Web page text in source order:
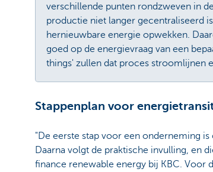
verschillende punten rondzweven in
productie niet langer gecentraliseerd
hernieuwbare energie opwekken.
goed op de energievraag van een
things' zullen dat proces stroomlijnen
Stappenplan voor
"De eerste stap voor een onderneming
Daarna volgt de praktische invulling, en
finance renewable energy bij KBC. Voor